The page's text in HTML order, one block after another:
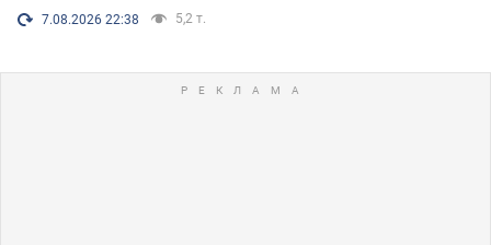
7.08.2026 22:38 5,2 т.